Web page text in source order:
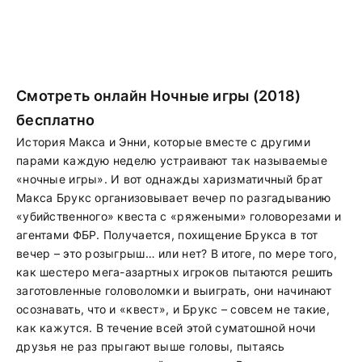
Смотреть онлайн Ночные игры (2018)
бесплатно
История Макса и Энни, которые вместе с другими
парами каждую неделю устраивают так называемые
«ночные игры». И вот однажды харизматичный брат
Макса Брукс организовывает вечер по разгадыванию
«убийственного» квеста с «ряжеными» головорезами и
агентами ФБР. Получается, похищение Брукса в тот
вечер – это розыгрыш… или нет? В итоге, по мере того,
как шестеро мега-азартных игроков пытаются решить
заготовленные головоломки и выиграть, они начинают
осознавать, что и «квест», и Брукс – совсем не такие,
как кажутся. В течение всей этой суматошной ночи
друзья не раз прыгают выше головы, пытаясь